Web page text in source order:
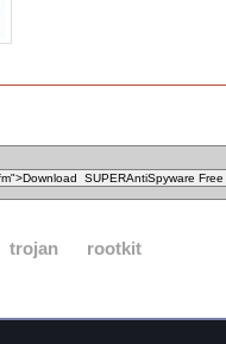
trojan
rootkit